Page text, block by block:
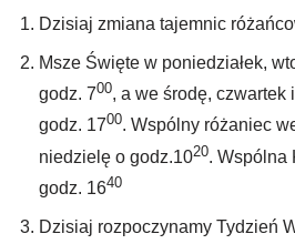
Dzisiaj zmiana tajemnic
Msze Święte w poniedziałek,
godz. 700, a we środę, czwartek
godz. 1700. Wspólny różaniec
niedzielę o godz.1020. Wspólna
godz. 1640
Dzisiaj rozpoczynamy Tydzień